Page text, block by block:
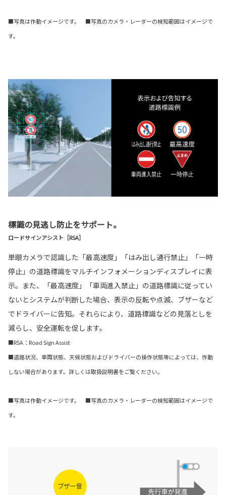
■写真は作動イメージです。 ■写真のカメラ・レーダーの検知範囲はイメージで
す。
標識の見逃し防止をサポート。
ロードサインアシスト［RSA］
単眼カメラで認識した「最高速度」「はみ出し通行禁止」「一時
停止」の道路標識をマルチインフォメーションディスプレイに表
示。また、「最高速度」「車両進入禁止」の道路標識に従ってい
ないとシステムが判断した場合、表示の反転や点滅、ブザーなど
でドライバーに告知。それらにより、道路標識などの見落としを
減らし、安全運転を促します。
■RSA：Road Sign Assist
■道路状況、車両状態、天候状態およびドライバーの操作状態等によっては、作動
しない場合があります。詳しくは取扱説明書をご覧ください。
■写真は作動イメージです。 ■写真のカメラ・レーダーの検知範囲はイメージで
す。